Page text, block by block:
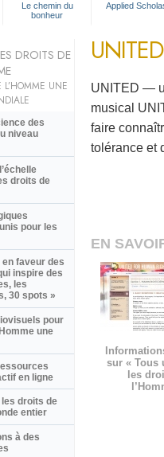
Le chemin du
bonheur
Applied
UNITED —
musical
faire
tolérance et
EN
sur « Tous
les
DROITS DE
L’HOMME UNE
des
niveau
droits de
pour les
faveur des
inspire des
les
30 spots »
pour
une
en ligne
droits de
entier
à des